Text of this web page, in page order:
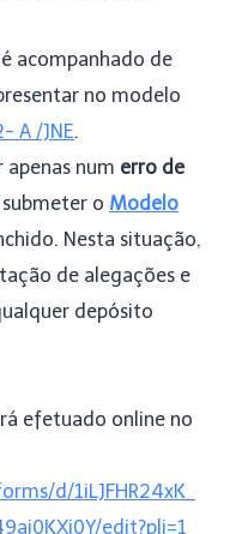
acompanhado de
no modelo
A /JNE.
apenas num erro de
o Modelo
Nesta situação,
de alegações e
depósito
efetuado online no
d/1iLJFHR24xK_
edit?pli=1